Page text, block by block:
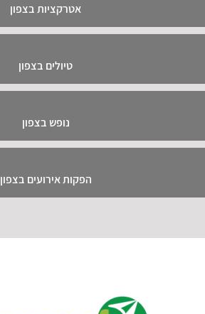
אטרקציות בצפון
טיולים בצפון
נופש בצפון
הפקות אירועים בצפון